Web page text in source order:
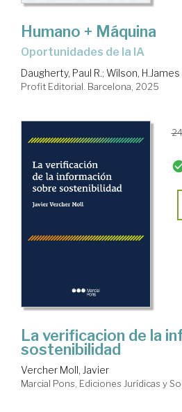
Humano + Máquina
oportunidades de la IA
Daugherty, Paul R.; Wilson, H.James
Profit Editorial. Barcelona, 2025
La verificacion de la
sostenibilidad
Vercher Moll, Javier
Marcial Pons, Ediciones Jurídicas y